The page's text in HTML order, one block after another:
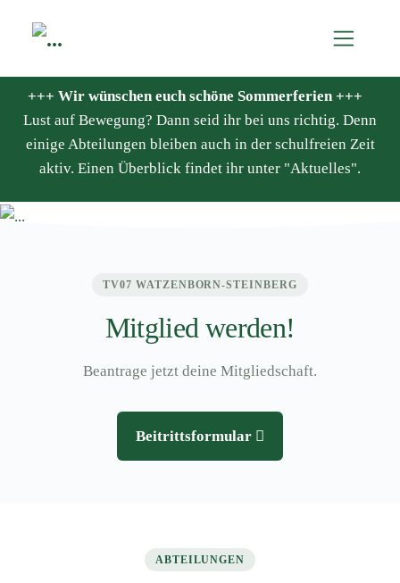
+++ Wir wünschen euch schöne Sommerferien +++
Lust auf Bewegung? Dann seid ihr bei uns richtig. Denn
einige Abteilungen bleiben auch in der schulfreien Zeit
aktiv. Einen Überblick findet ihr unter "Aktuelles".
TV07 WATZENBORN-STEINBERG
Mitglied werden!
Beantrage jetzt deine Mitgliedschaft.
Beitrittsformular
ABTEILUNGEN